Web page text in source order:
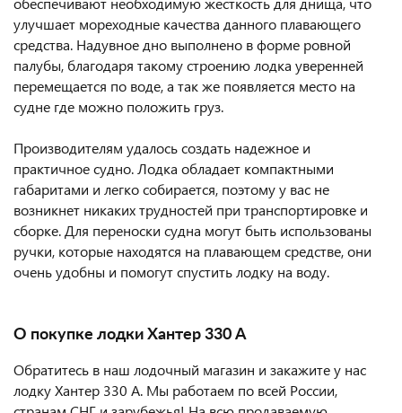
улучшает мореходные качества данного плавающего
средства. Надувное дно выполнено в форме ровной
палубы, благодаря такому строению лодка уверенней
перемещается по воде, а так же появляется место на
судне где можно положить груз.
Производителям удалось создать надежное и
практичное судно. Лодка обладает компактными
габаритами и легко собирается, поэтому у вас не
возникнет никаких трудностей при транспортировке и
сборке. Для переноски судна могут быть использованы
ручки, которые находятся на плавающем средстве, они
очень удобны и помогут спустить лодку на воду.
О покупке лодки Хантер 330 А
Обратитесь в наш лодочный магазин и закажите у нас
лодку Хантер 330 А. Мы работаем по всей России,